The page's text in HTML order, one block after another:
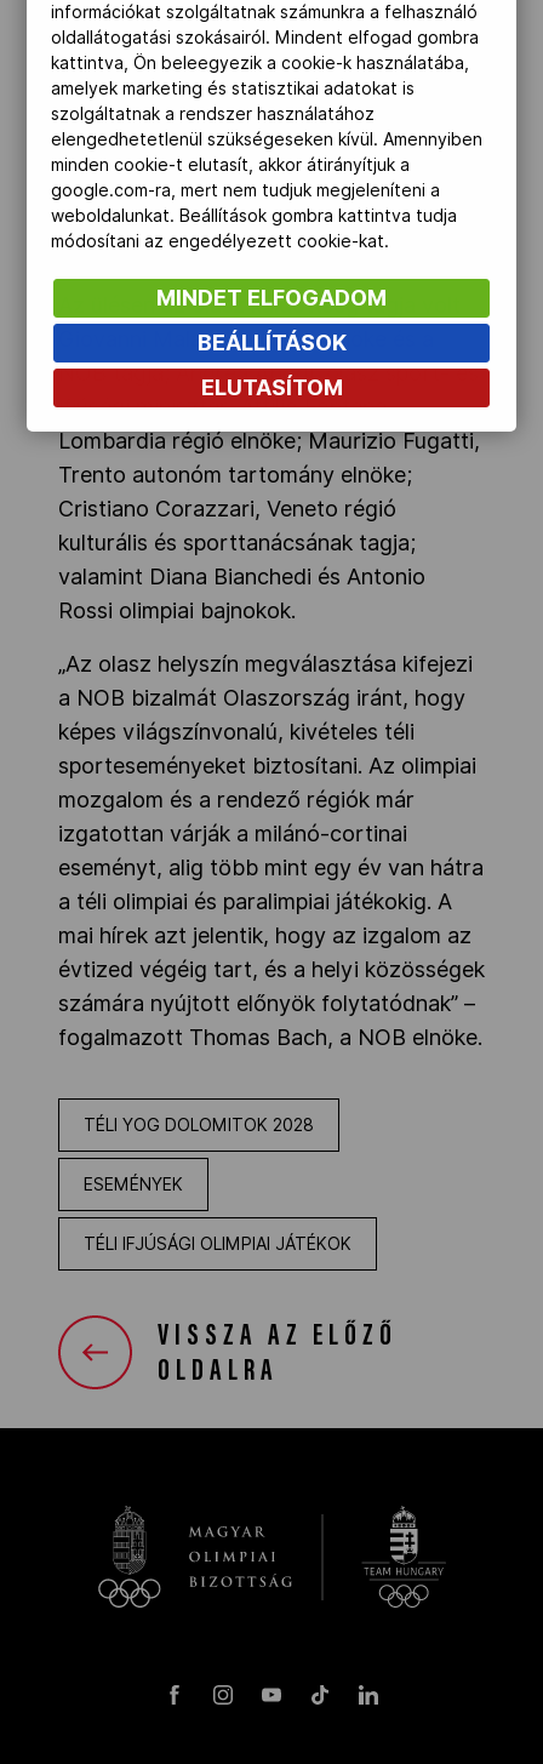
A projektet az Olasz Olimpiai Bizottság
(CONI), valamint Veneto és Lombardia
régiók, továbbá Trento autonóm
tartomány vezeti az olasz kormány
támogatásával, és összhangban van a
régió téli sportcélpontként való
ismertségének növelésére irányuló
hosszú távú tervekkel.
Az ülésen az olasz küldöttség tagja volt
Giovanni Malagó, a CONI elnöke és a
NOB tagja; Andrea Abodi, olasz sport- és
ifjúsági miniszter; Attilio Fontana,
Lombardia régió elnöke; Maurizio Fugatti,
Trento autonóm tartomány elnöke;
Cristiano Corazzari, Veneto régió
kulturális és sporttanácsának tagja;
valamint Diana Bianchedi és Antonio
Rossi olimpiai bajnokok.
„Az olasz helyszín megválasztása kifejezi
a NOB bizalmát Olaszország iránt, hogy
képes világszínvonalú, kivételes téli
sporteseményeket biztosítani. Az olimpiai
mozgalom és a rendező régiók már
izgatottan várják a milánó-cortinai
eseményt, alig több mint egy év van hátra
a téli olimpiai és paralimpiai játékokig. A
mai hírek azt jelentik, hogy az izgalom az
évtized végéig tart, és a helyi közösségek
számára nyújtott előnyök folytatódnak” –
fogalmazott Thomas Bach, a NOB elnöke.
TÉLI YOG DOLOMITOK 2028
ESEMÉNYEK
TÉLI IFJÚSÁGI OLIMPIAI JÁTÉKOK
VISSZA AZ ELŐZŐ
OLDALRA
információkat szolgáltatnak számunkra a felhasználó
oldallátogatási szokásairól. Mindent elfogad gombra
kattintva, Ön beleegyezik a cookie-k használatába,
amelyek marketing és statisztikai adatokat is
szolgáltatnak a rendszer használatához
elengedhetetlenül szükségeseken kívül. Amennyiben
minden cookie-t elutasít, akkor átirányítjuk a
google.com-ra, mert nem tudjuk megjeleníteni a
weboldalunkat. Beállítások gombra kattintva tudja
módosítani az engedélyezett cookie-kat.
MINDET ELFOGADOM
BEÁLLÍTÁSOK
ELUTASÍTOM